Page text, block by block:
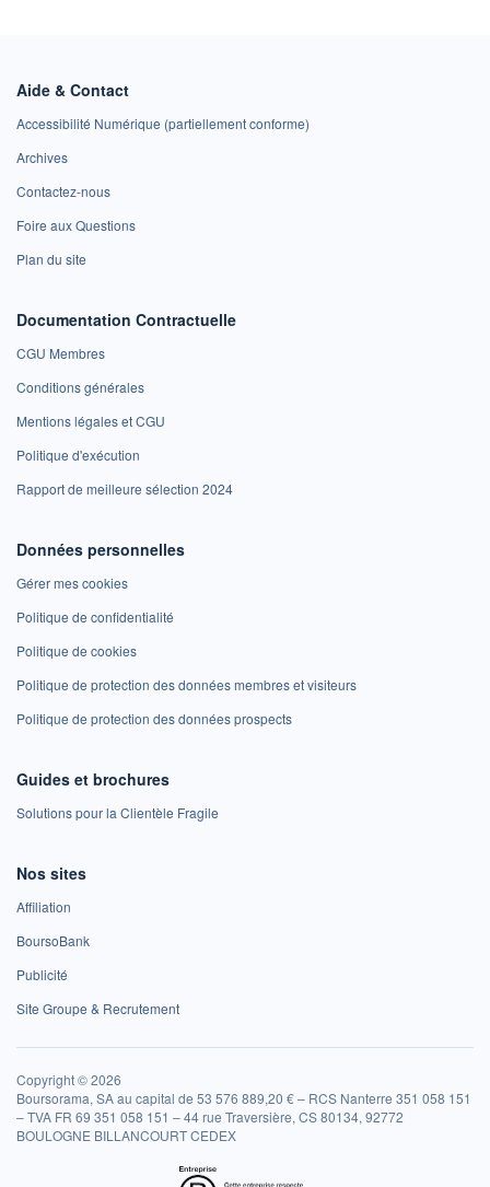
Aide & Contact
Accessibilité Numérique (partiellement conforme)
Archives
Contactez-nous
Foire aux Questions
Plan du site
Documentation Contractuelle
CGU Membres
Conditions générales
Mentions légales et CGU
Politique d'exécution
Rapport de meilleure sélection 2024
Données personnelles
Gérer mes cookies
Politique de confidentialité
Politique de cookies
Politique de protection des données membres et visiteurs
Politique de protection des données prospects
Guides et brochures
Solutions pour la Clientèle Fragile
Nos sites
Affiliation
BoursoBank
Publicité
Site Groupe & Recrutement
Copyright © 2026
Boursorama, SA au capital de 53 576 889,20 € – RCS Nanterre 351 058 151
– TVA FR 69 351 058 151 – 44 rue Traversière, CS 80134, 92772
BOULOGNE BILLANCOURT CEDEX